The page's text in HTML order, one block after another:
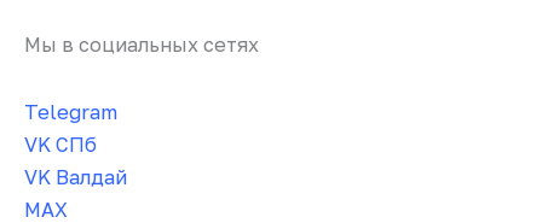
Мы в социальных сетях
Telegram
VK СПб
VK Валдай
MAX